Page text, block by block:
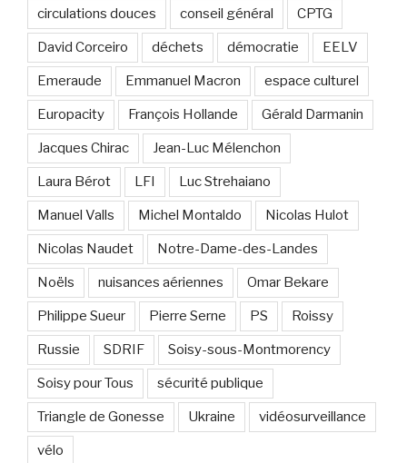
circulations douces conseil général CPTG
David Corceiro déchets démocratie EELV
Emeraude Emmanuel Macron espace culturel
Europacity François Hollande Gérald Darmanin
Jacques Chirac Jean-Luc Mélenchon
Laura Bérot LFI Luc Strehaiano
Manuel Valls Michel Montaldo Nicolas Hulot
Nicolas Naudet Notre-Dame-des-Landes
Noëls nuisances aériennes Omar Bekare
Philippe Sueur Pierre Serne PS Roissy
Russie SDRIF Soisy-sous-Montmorency
Soisy pour Tous sécurité publique
Triangle de Gonesse Ukraine vidéosurveillance
vélo